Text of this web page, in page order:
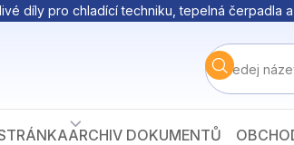
díly pro chladící techniku, tepelná čerpadla a
ARCHIV DOKUMENTŮ